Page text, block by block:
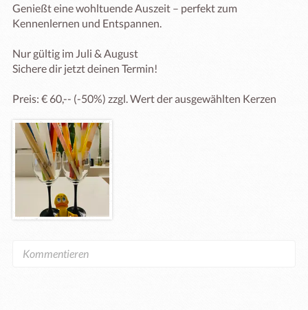
Genießt eine wohltuende Auszeit – perfekt zum
Kennenlernen und Entspannen.
Nur gültig im Juli & August
Sichere dir jetzt deinen Termin!
Preis: € 60,-- (-50%) zzgl. Wert der ausgewählten Kerzen